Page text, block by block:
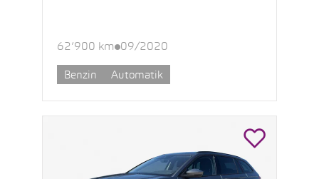
62’900 km 09/2020
Benzin Automatik